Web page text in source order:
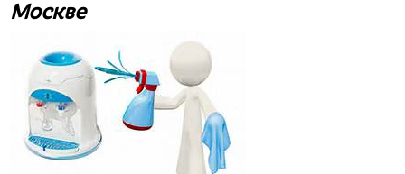
Москве